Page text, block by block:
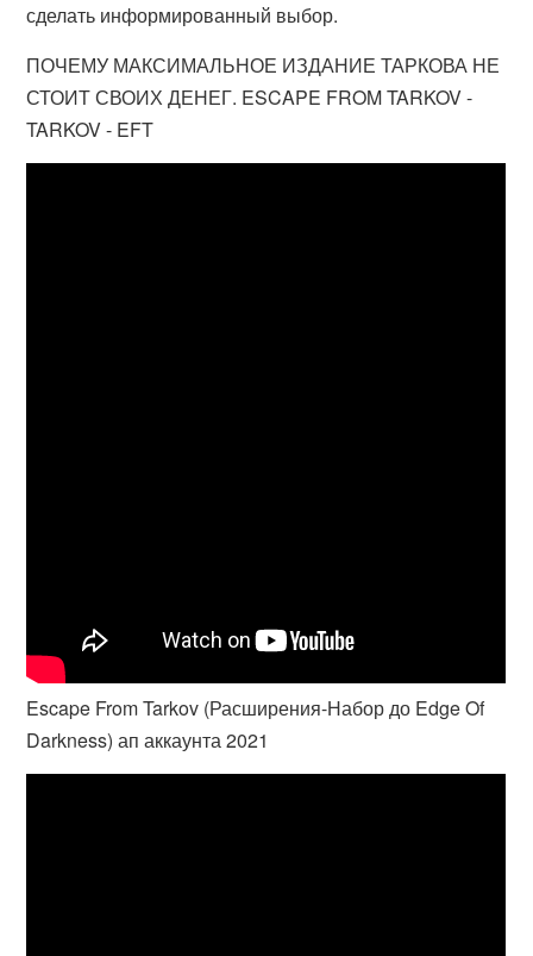
сделать информированный выбор.
ПОЧЕМУ МАКСИМАЛЬНОЕ ИЗДАНИЕ ТАРКОВА НЕ
СТОИТ СВОИХ ДЕНЕГ. ESCAPE FROM TARKOV -
TARKOV - EFT
Escape From Tarkov (Расширения-Набор до Edge Of
Darkness) ап аккаунта 2021